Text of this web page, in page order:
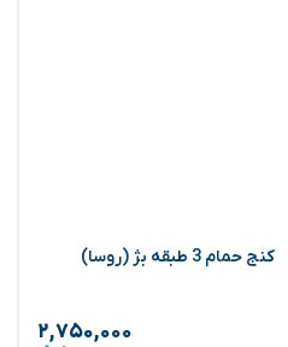
کنج حمام 3 طبقه بژ (روسا)
۲,۷۵۰,۰۰۰